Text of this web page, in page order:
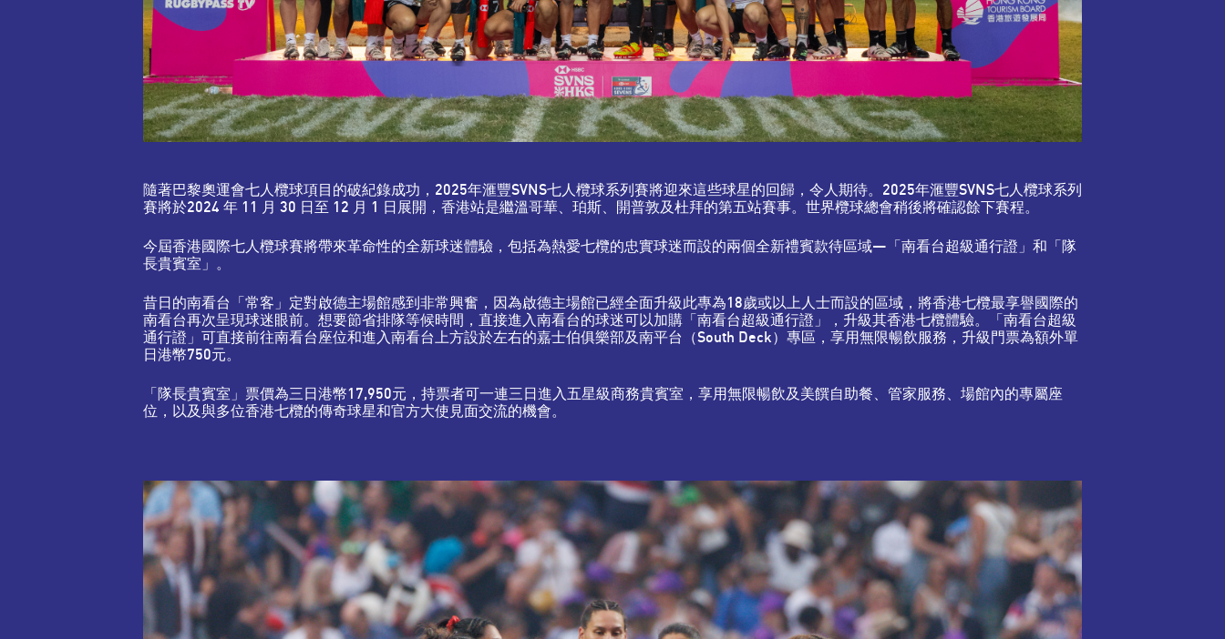
隨著巴黎奧運會七人欖球項目的破紀錄成功，2025年滙豐SVNS七人欖球系列賽將迎來這些球星的回歸，令人期待。2025年滙豐SVNS七人欖球系列
賽將於2024 年 11 月 30 日至 12 月 1 日展開，香港站是繼溫哥華、珀斯、開普敦及杜拜的第五站賽事。世界欖球總會稍後將確認餘下賽程。
今屆香港國際七人欖球賽將帶來革命性的全新球迷體驗，包括為熱愛七欖的忠實球迷而設的兩個全新禮賓款待區域—「南看台超級通行證」和「隊
長貴賓室」。
昔日的南看台「常客」定對啟德主場館感到非常興奮，因為啟德主場館已經全面升級此專為18歲或以上人士而設的區域，將香港七欖最享譽國際的
南看台再次呈現球迷眼前。想要節省排隊等候時間，直接進入南看台的球迷可以加購「南看台超級通行證」，升級其香港七欖體驗。「南看台超級
通行證」可直接前往南看台座位和進入南看台上方設於左右的嘉士伯俱樂部及南平台（South Deck）專區，享用無限暢飲服務，升級門票為額外單
日港幣750元。
「隊長貴賓室」票價為三日港幣17,950元，持票者可一連三日進入五星級商務貴賓室，享用無限暢飲及美饌自助餐、管家服務、場館內的專屬座
位，以及與多位香港七欖的傳奇球星和官方大使見面交流的機會。